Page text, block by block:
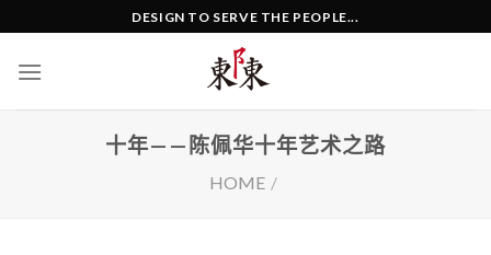
content
DESIGN TO SERVE THE PEOPLE...
十年——陈佩华十年艺术之路
HOME /